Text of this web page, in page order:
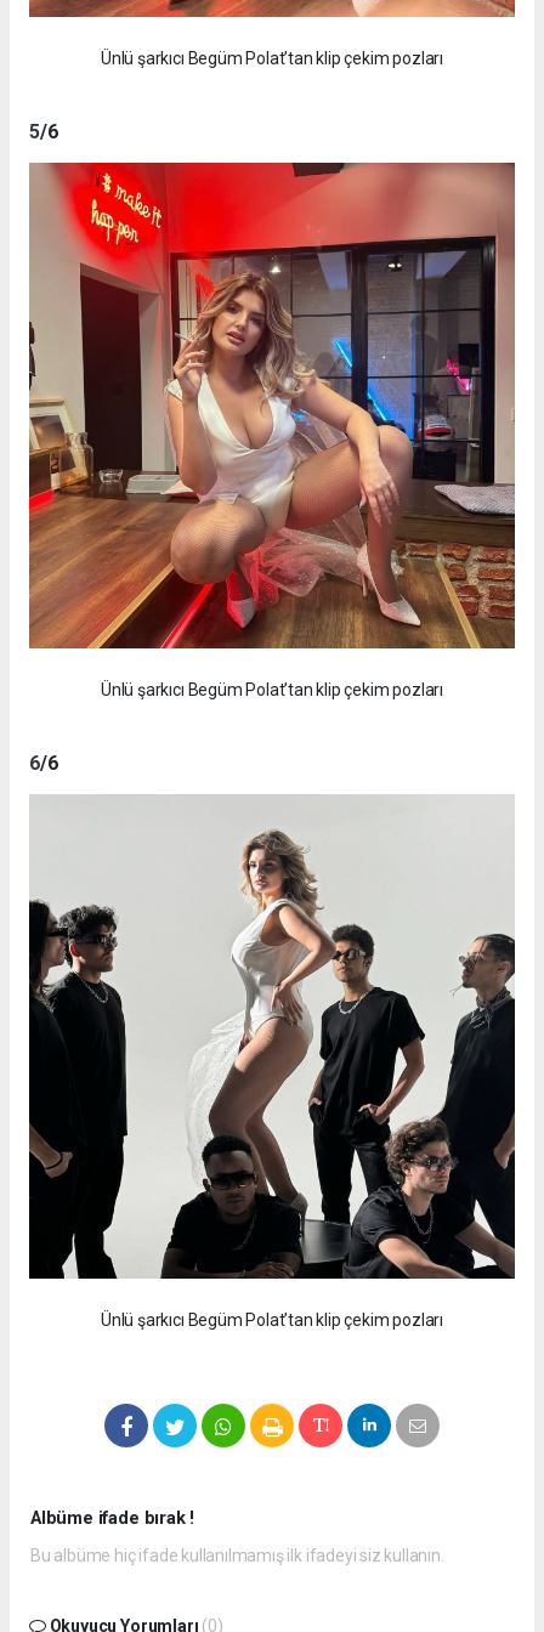
Ünlü şarkıcı Begüm Polat’tan klip çekim pozları
5/6
Ünlü şarkıcı Begüm Polat’tan klip çekim pozları
6/6
Ünlü şarkıcı Begüm Polat’tan klip çekim pozları
Albüme ifade bırak !
Bu albüme hiç ifade kullanılmamış ilk ifadeyi siz kullanın.
Okuyucu Yorumları (0)